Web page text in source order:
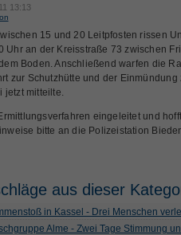
13:13
15 und 20 Leitpfosten rissen
Uhr an der Kreisstraße 73 zwischen
Boden. Anschließend warfen die
zur Schutzhütte und der
jetzt mitteilte.
eingeleitet und
bitte an die Polizeistation
aus dieser
in Kassel - Drei Menschen
Alme - Zwei Tage Stimmung